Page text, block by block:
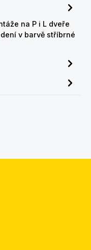
na P i L dveře
v barvě stříbrné